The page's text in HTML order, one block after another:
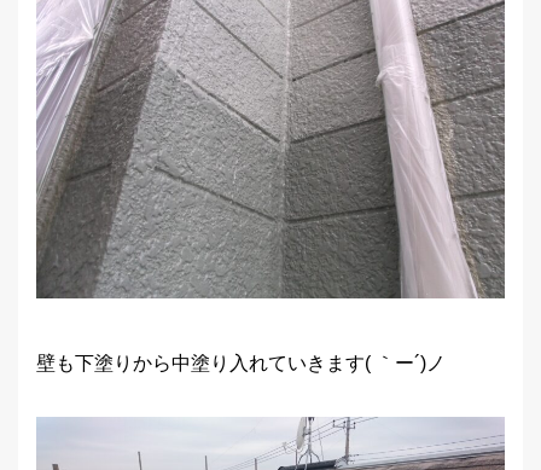
壁も下塗りから中塗り入れていきます( ｀ー´)ノ